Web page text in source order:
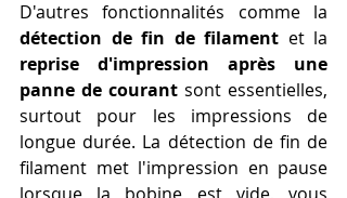
détection de fin de filament
reprise d'impression après une
panne de courant sont essentielles,
surtout pour les impressions de
longue durée. La détection de fin de
filament met l'impression en pause